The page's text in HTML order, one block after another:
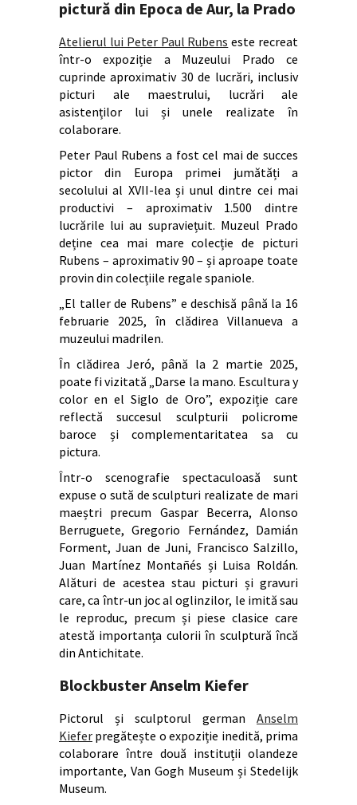
pictură din Epoca de Aur, la Prado
Atelierul lui Peter Paul Rubens este recreat
într-o expoziție a Muzeului Prado ce
cuprinde aproximativ 30 de lucrări, inclusiv
picturi ale maestrului, lucrări ale
asistenților lui și unele realizate în
colaborare.
Peter Paul Rubens a fost cel mai de succes
pictor din Europa primei jumătăți a
secolului al XVII-lea și unul dintre cei mai
productivi – aproximativ 1.500 dintre
lucrările lui au supraviețuit. Muzeul Prado
deține cea mai mare colecție de picturi
Rubens – aproximativ 90 – și aproape toate
provin din colecțiile regale spaniole.
„El taller de Rubens” e deschisă până la 16
februarie 2025, în clădirea Villanueva a
muzeului madrilen.
În clădirea Jeró, până la 2 martie 2025,
poate fi vizitată „Darse la mano. Escultura y
color en el Siglo de Oro”, expoziție care
reflectă succesul sculpturii policrome
baroce și complementaritatea sa cu
pictura.
Într-o scenografie spectaculoasă sunt
expuse o sută de sculpturi realizate de mari
maeștri precum Gaspar Becerra, Alonso
Berruguete, Gregorio Fernández, Damián
Forment, Juan de Juni, Francisco Salzillo,
Juan Martínez Montañés și Luisa Roldán.
Alături de acestea stau picturi și gravuri
care, ca într-un joc al oglinzilor, le imită sau
le reproduc, precum și piese clasice care
atestă importanța culorii în sculptură încă
din Antichitate.
Blockbuster Anselm Kiefer
Pictorul și sculptorul german Anselm
Kiefer pregătește o expoziție inedită, prima
colaborare între două instituții olandeze
importante, Van Gogh Museum și Stedelijk
Museum.